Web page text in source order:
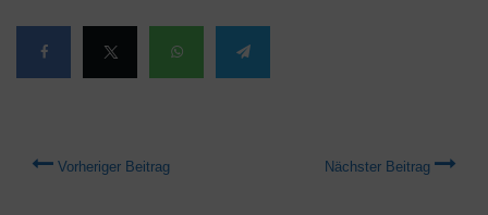
Vorheriger Beitrag Nächster Beitrag